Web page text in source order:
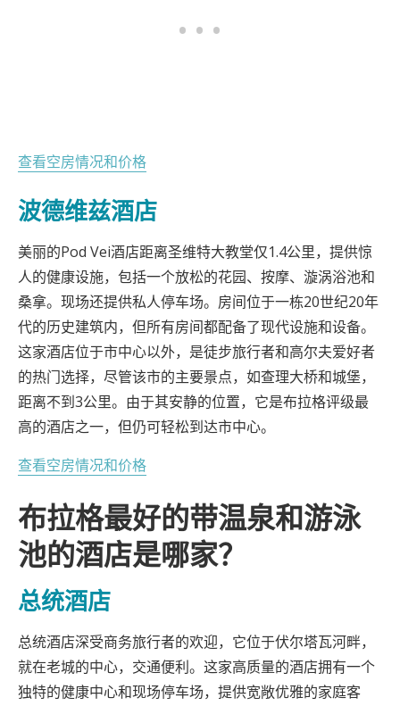
查看空房情况和价格
波德维兹酒店
美丽的Pod Vei酒店距离圣维特大教堂仅1.4公里，提供惊
人的健康设施，包括一个放松的花园、按摩、漩涡浴池和
桑拿。现场还提供私人停车场。房间位于一栋20世纪20年
代的历史建筑内，但所有房间都配备了现代设施和设备。
这家酒店位于市中心以外，是徒步旅行者和高尔夫爱好者
的热门选择，尽管该市的主要景点，如查理大桥和城堡，
距离不到3公里。由于其安静的位置，它是布拉格评级最
高的酒店之一，但仍可轻松到达市中心。
查看空房情况和价格
布拉格最好的带温泉和游泳
池的酒店是哪家？
总统酒店
总统酒店深受商务旅行者的欢迎，它位于伏尔塔瓦河畔，
就在老城的中心，交通便利。这家高质量的酒店拥有一个
独特的健康中心和现场停车场，提供宽敞优雅的家庭客